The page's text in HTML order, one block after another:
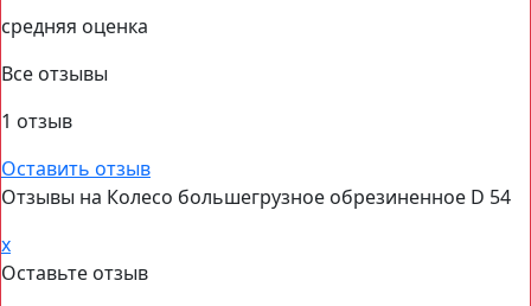
средняя оценка
Все отзывы
1 отзыв
Оставить отзыв
Отзывы на Колесо большегрузное обрезиненное D 54
x
Оставьте отзыв